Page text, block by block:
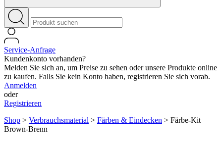
Service-Anfrage
Kundenkonto vorhanden?
Melden Sie sich an, um Preise zu sehen oder unsere Produkte online
zu kaufen. Falls Sie kein Konto haben, registrieren Sie sich vorab.
Anmelden
oder
Registrieren
Shop > Verbrauchsmaterial > Färben & Eindecken > Färbe-Kit
Brown-Brenn